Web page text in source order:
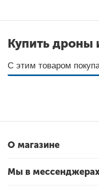
Купить дроны
С этим товаром
О магазине
Мы в